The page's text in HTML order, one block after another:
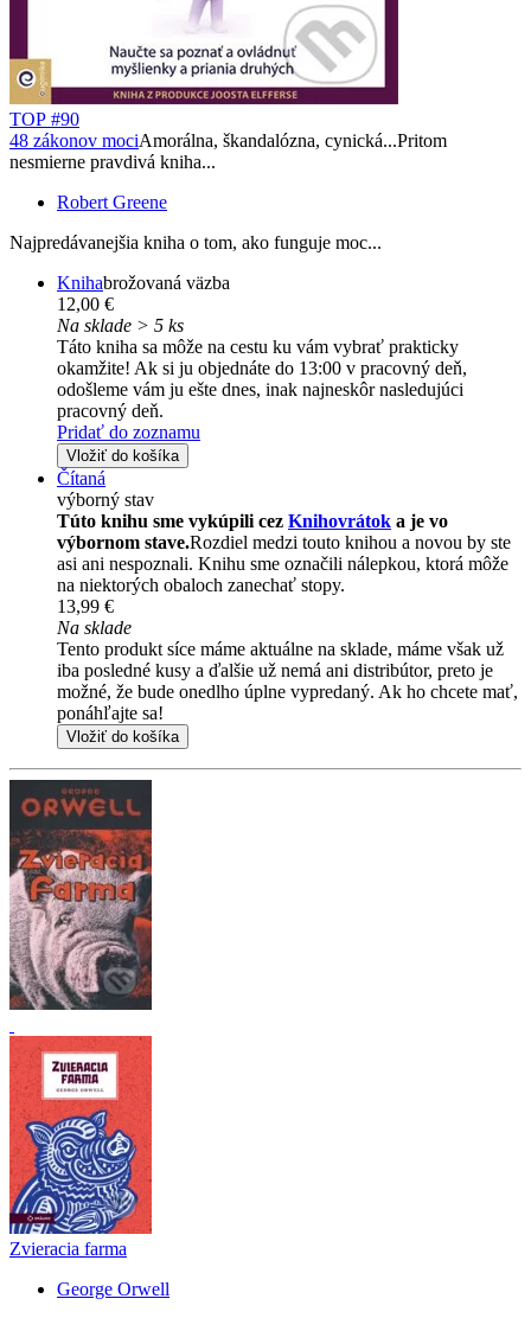
TOP #90
48 zákonov mociAmorálna, škandalózna, cynická...Pritom
nesmierne pravdivá kniha...
Robert Greene
Najpredávanejšia kniha o tom, ako funguje moc...
Knihabrožovaná väzba
12,00 €
Na sklade > 5 ks
Táto kniha sa môže na cestu ku vám vybrať prakticky
okamžite! Ak si ju objednáte do 13:00 v pracovný deň,
odošleme vám ju ešte dnes, inak najneskôr nasledujúci
pracovný deň.
Pridať do zoznamu
Vložiť do košíka
Čítaná
výborný stav
Túto knihu sme vykúpili cez Knihovrátok a je vo
výbornom stave.Rozdiel medzi touto knihou a novou by ste
asi ani nespoznali. Knihu sme označili nálepkou, ktorá môže
na niektorých obaloch zanechať stopy.
13,99 €
Na sklade
Tento produkt síce máme aktuálne na sklade, máme však už
iba posledné kusy a ďalšie už nemá ani distribútor, preto je
možné, že bude onedlho úplne vypredaný. Ak ho chcete mať,
ponáhľajte sa!
Vložiť do košíka
Zvieracia farma
George Orwell